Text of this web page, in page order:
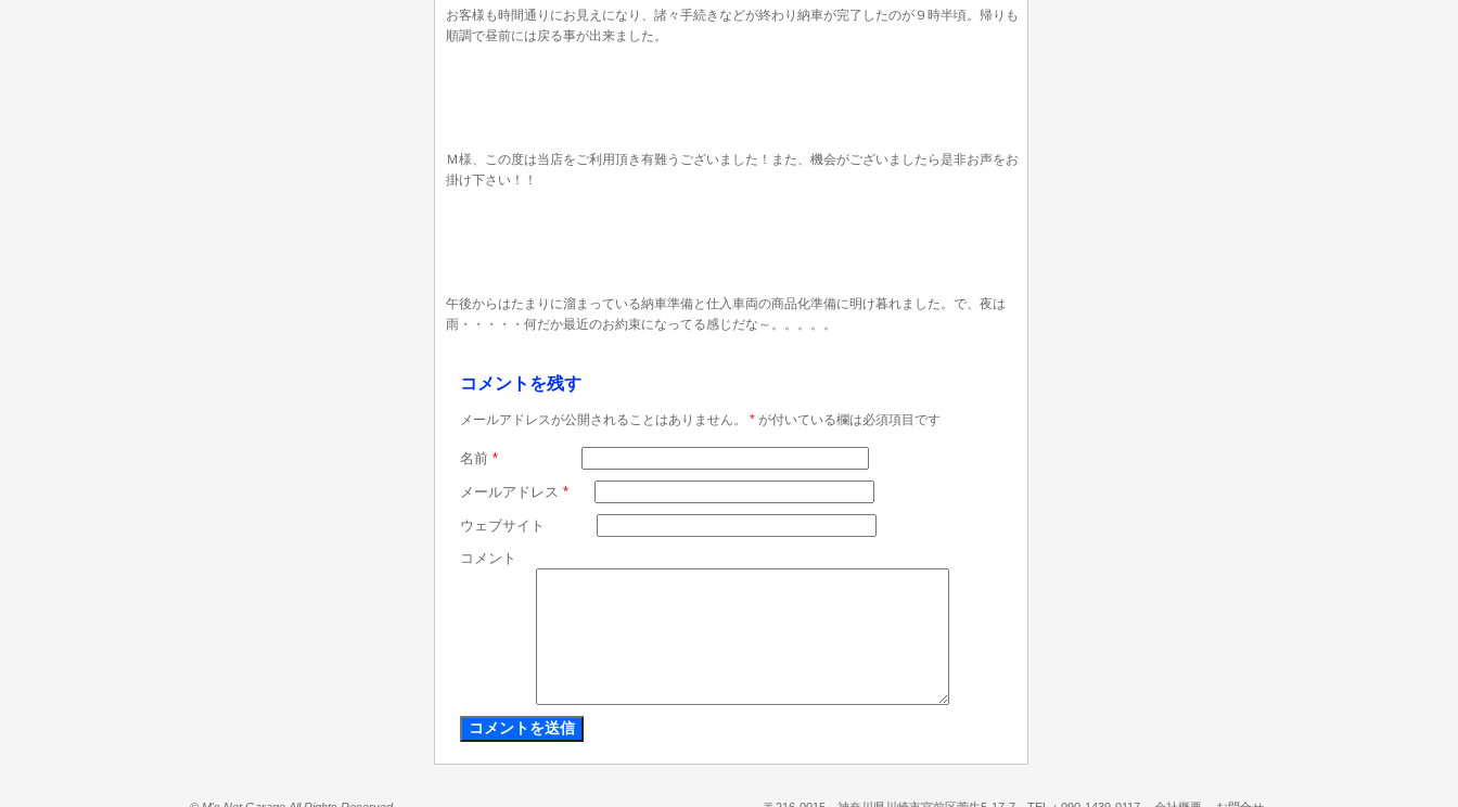
お客様も時間通りにお見えになり、諸々手続きなどが終わり納車が完了したのが９時半頃。帰りも
順調で昼前には戻る事が出来ました。
Ｍ様、この度は当店をご利用頂き有難うございました！また、機会がございましたら是非お声をお
掛け下さい！！
午後からはたまりに溜まっている納車準備と仕入車両の商品化準備に明け暮れました。で、夜は
雨・・・・・何だか最近のお約束になってる感じだな～。。。。。
コメントを残す
メールアドレスが公開されることはありません。 *が付いている欄は必須項目です
名前 *
メールアドレス *
ウェブサイト
コメント